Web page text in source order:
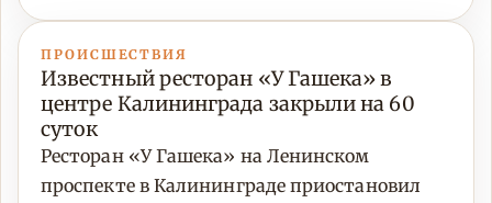
ПРОИСШЕСТВИЯ
Известный ресторан «У Гашека» в
центре Калининграда закрыли на 60
суток
Ресторан «У Гашека» на Ленинском
проспекте в Калининграде приостановил